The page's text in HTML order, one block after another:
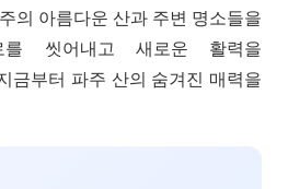
의 아름다운 산과 주변 명소들을
씻어내고 새로운 활력을
금부터 파주 산의 숨겨진 매력을